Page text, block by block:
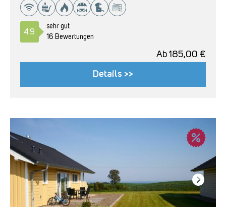
4.9
sehr gut
16 Bewertungen
Ab 185,00 €
Details >>